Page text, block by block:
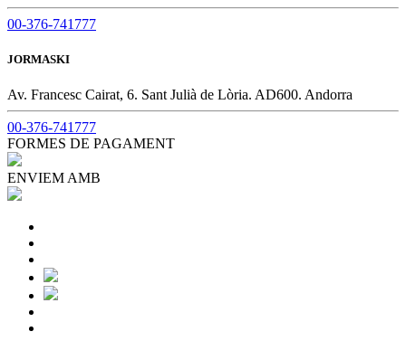
00-376-741777
JORMASKI
Av. Francesc Cairat, 6. Sant Julià de Lòria. AD600. Andorra
00-376-741777
FORMES DE PAGAMENT
ENVIEM AMB